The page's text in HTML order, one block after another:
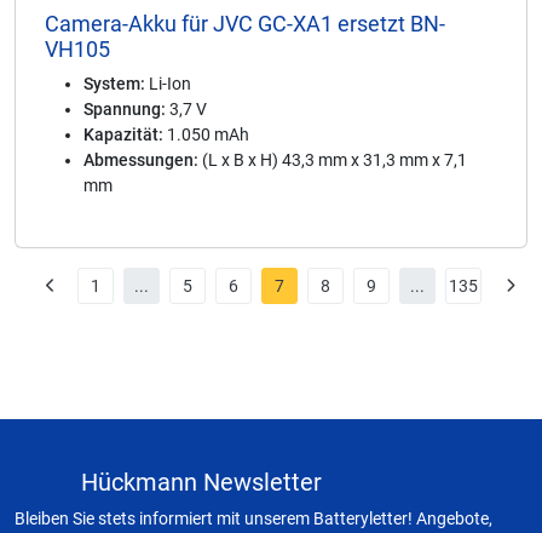
Camera-Akku für JVC GC-XA1 ersetzt BN-
VH105
System: Li-Ion
Spannung: 3,7 V
Kapazität: 1.050 mAh
Abmessungen: (L x B x H) 43,3 mm x 31,3 mm x 7,1
mm
1 ... 5 6 7 8 9 ... 135
Hückmann Newsletter
Bleiben Sie stets informiert mit unserem Batteryletter! Angebote,